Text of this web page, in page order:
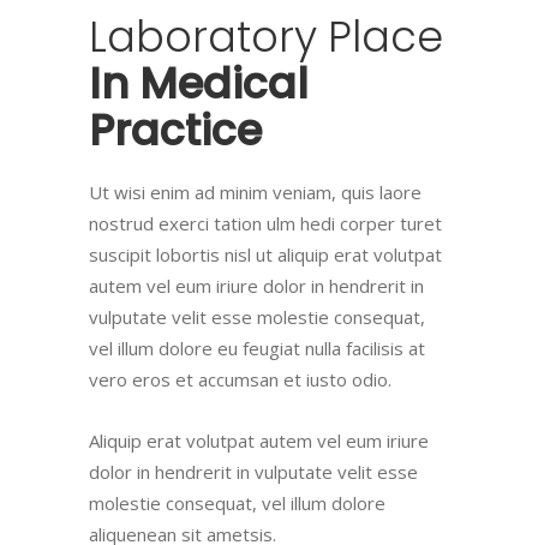
Laboratory Place
In Medical
Practice
Ut wisi enim ad minim veniam, quis laore
nostrud exerci tation ulm hedi corper turet
suscipit lobortis nisl ut aliquip erat volutpat
autem vel eum iriure dolor in hendrerit in
vulputate velit esse molestie consequat,
vel illum dolore eu feugiat nulla facilisis at
vero eros et accumsan et iusto odio.
Aliquip erat volutpat autem vel eum iriure
dolor in hendrerit in vulputate velit esse
molestie consequat, vel illum dolore
aliquenean sit ametsis.